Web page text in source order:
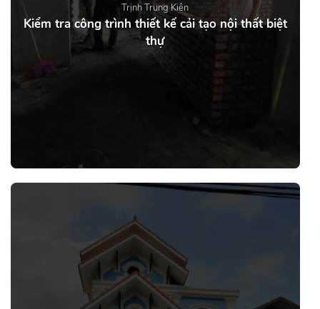
Trịnh Trung Kiên
Kiểm tra công trình thiết kế cải tạo nội thất biệt
thự